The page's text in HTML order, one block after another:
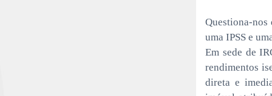
Questiona-nos
uma IPSS e
Em sede de
rendimentos
direta e